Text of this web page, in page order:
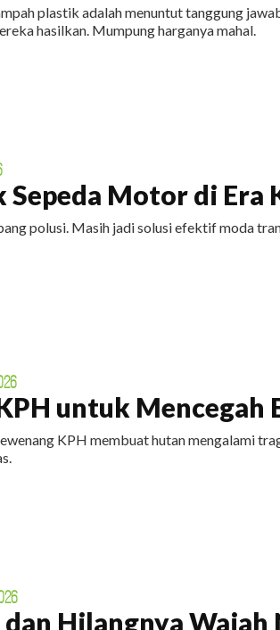
plastik adalah menuntut tanggung
hasilkan. Mumpung harganya mahal.
Motor di Era
polusi. Masih jadi solusi efektif moda
untuk Mencegah
KPH membuat hutan mengalami
Hilangnya Wajah